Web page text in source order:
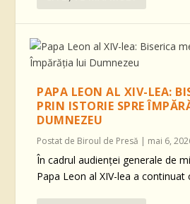
PAPA LEON AL XIV-LEA:
PRIN ISTORIE SPRE
DUMNEZEU
Postat de Biroul de Presă | mai 6,
În cadrul audienței generale de
Papa Leon al XIV-lea a continuat